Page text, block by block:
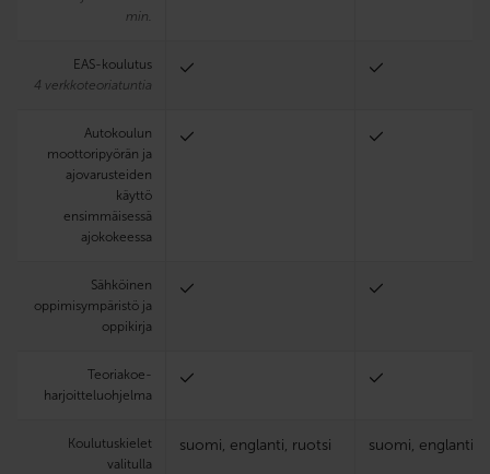
min.
EAS-koulutus
4 verkkoteoriatuntia
Autokoulun
moottoripyörän ja
ajovarusteiden
käyttö
ensimmäisessä
ajokokeessa
Sähköinen
oppimisympäristö ja
oppikirja
Teoria­koe­
harjoittelu­ohjelma
Koulutuskielet
valitulla
suomi, englanti, ruotsi suomi, englanti,